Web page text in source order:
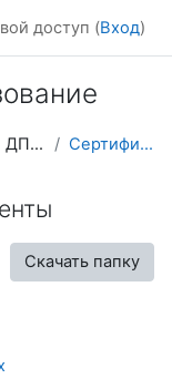
доступ (Вход)
ДПП Педиатрия Сертификационные документы
Скачать папку